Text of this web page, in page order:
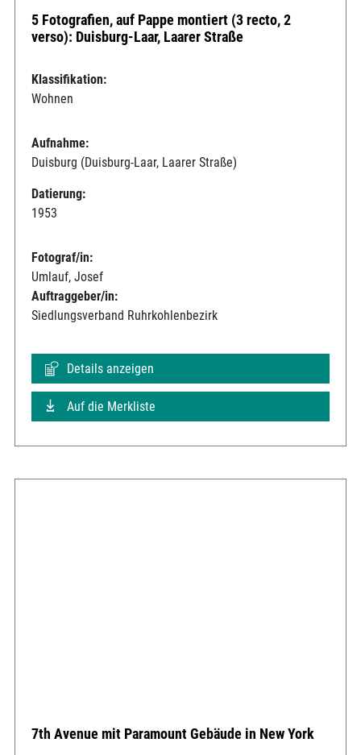
5 Fotografien, auf Pappe montiert (3 recto, 2
verso): Duisburg-Laar, Laarer Straße
Klassifikation:
Wohnen
Aufnahme:
Duisburg (Duisburg-Laar, Laarer Straße)
Datierung:
1953
Fotograf/in:
Umlauf, Josef
Auftraggeber/in:
Siedlungsverband Ruhrkohlenbezirk
Details anzeigen
Auf die Merkliste
7th Avenue mit Paramount Gebäude in New York